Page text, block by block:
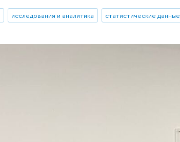
исследования и аналитика статистические данные